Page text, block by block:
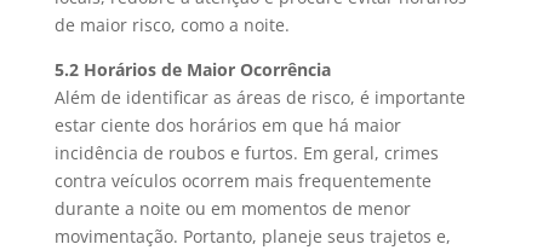
de maior risco, como a noite.
5.2 Horários de Maior Ocorrência
Além de identificar as áreas de risco, é importante
estar ciente dos horários em que há maior
incidência de roubos e furtos. Em geral, crimes
contra veículos ocorrem mais frequentemente
durante a noite ou em momentos de menor
movimentação. Portanto, planeje seus trajetos e,